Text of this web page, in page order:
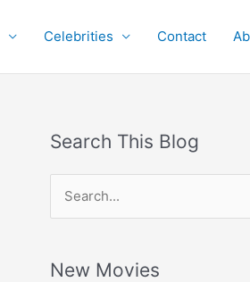
Celebrities Contact
Search This Blog
rNew Movies